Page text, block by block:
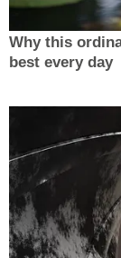
Why this
best every day